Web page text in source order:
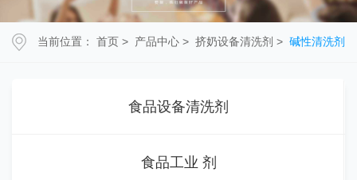
当前位置： 首页 > 产品中心 > 挤奶设备清洗剂 > 碱性清洗剂
食品设备清洗剂
食品工业 剂